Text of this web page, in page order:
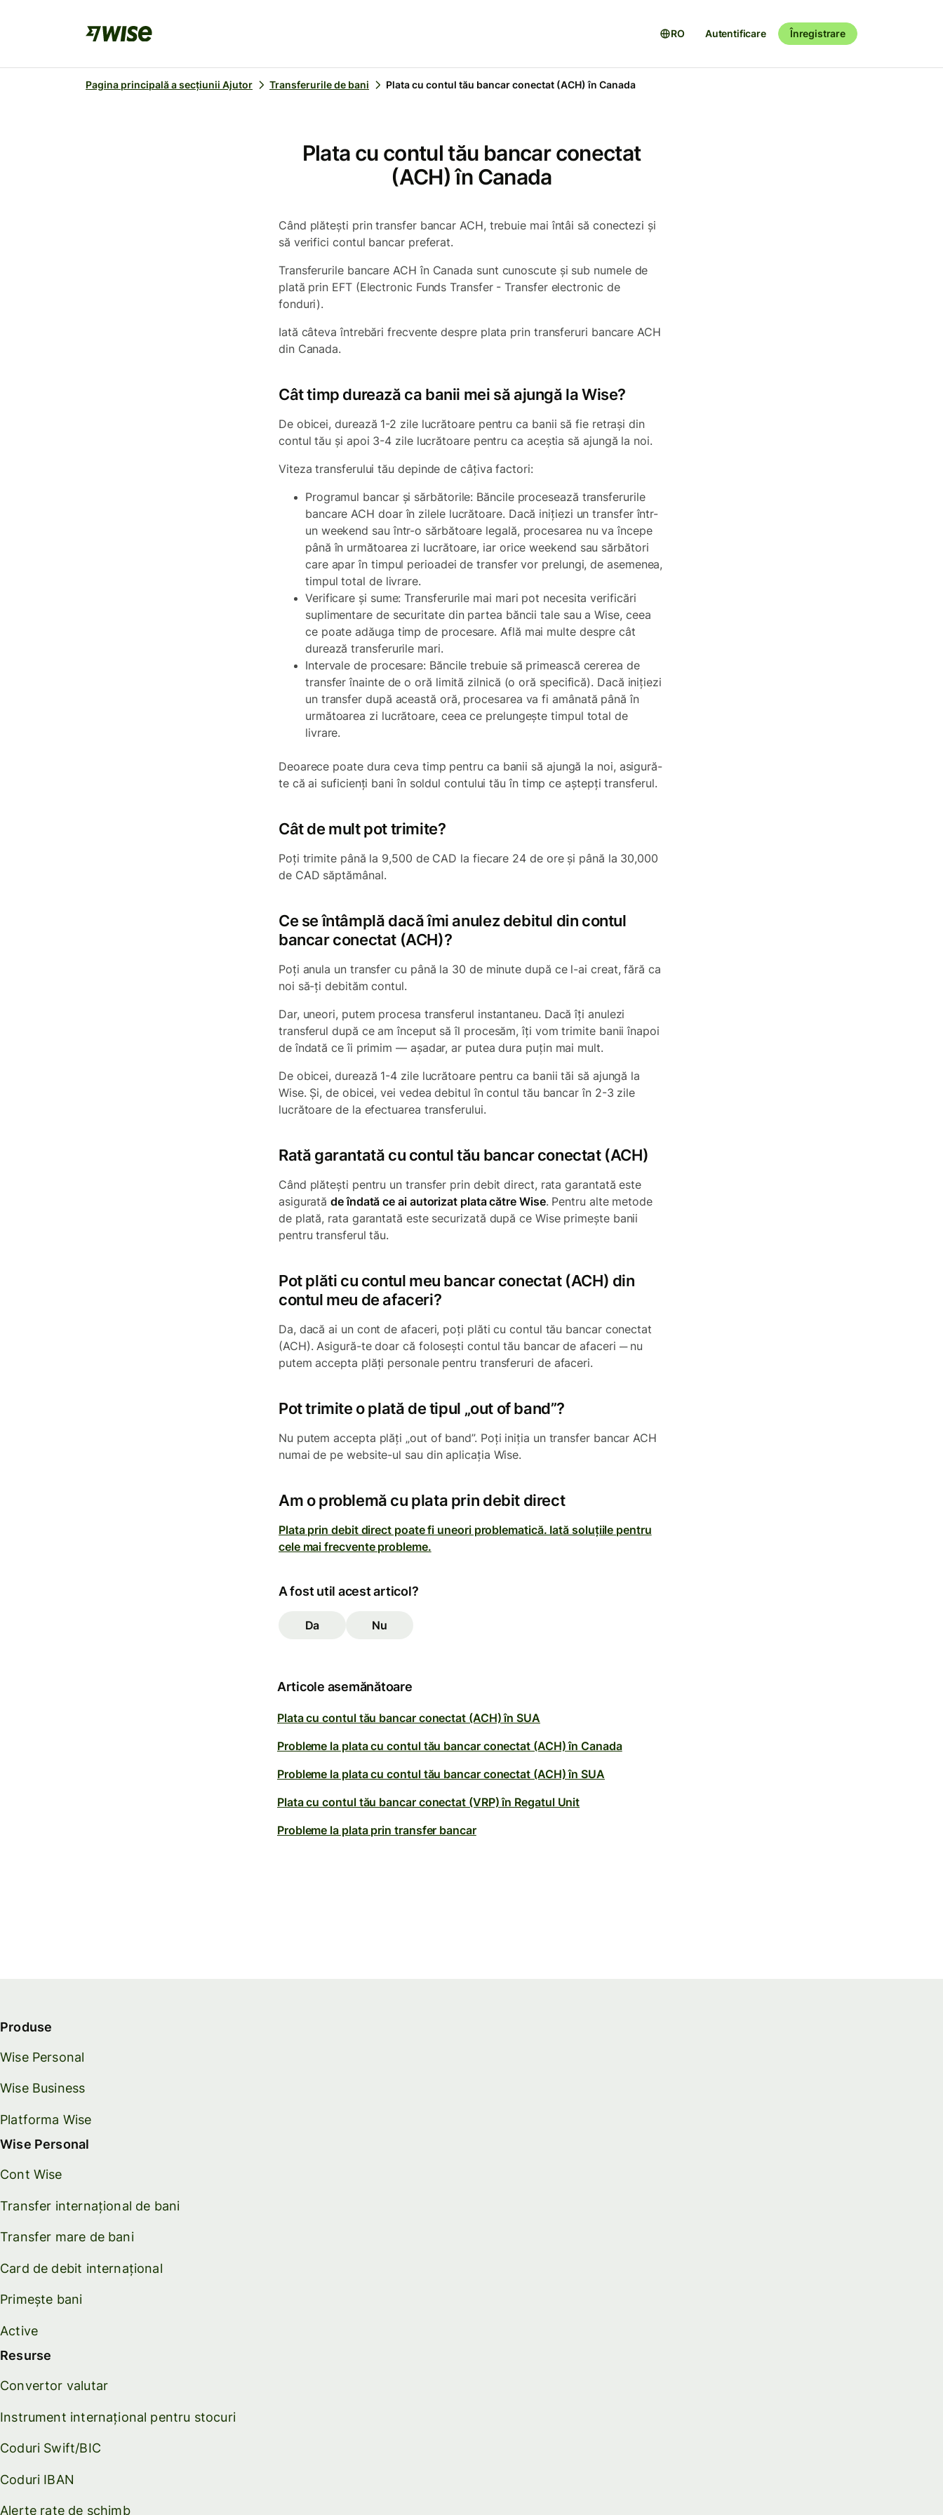
RO Autentificare Înregistrare
Pagina principală a secțiunii Ajutor Transferurile de bani Plata cu contul tău bancar conectat (ACH) în Canada
Plata cu contul tău bancar conectat
(ACH) în Canada
Când plătești prin transfer bancar ACH, trebuie mai întâi să conectezi și
să verifici contul bancar preferat.
Transferurile bancare ACH în Canada sunt cunoscute și sub numele de
plată prin EFT (Electronic Funds Transfer - Transfer electronic de
fonduri).
Iată câteva întrebări frecvente despre plata prin transferuri bancare ACH
din Canada.
Cât timp durează ca banii mei să ajungă la Wise?
De obicei, durează 1-2 zile lucrătoare pentru ca banii să fie retrași din
contul tău și apoi 3-4 zile lucrătoare pentru ca aceștia să ajungă la noi.
Viteza transferului tău depinde de câțiva factori:
Programul bancar și sărbătorile: Băncile procesează transferurile
bancare ACH doar în zilele lucrătoare. Dacă inițiezi un transfer într-
un weekend sau într-o sărbătoare legală, procesarea nu va începe
până în următoarea zi lucrătoare, iar orice weekend sau sărbători
care apar în timpul perioadei de transfer vor prelungi, de asemenea,
timpul total de livrare.
Verificare și sume: Transferurile mai mari pot necesita verificări
suplimentare de securitate din partea băncii tale sau a Wise, ceea
ce poate adăuga timp de procesare. Află mai multe despre cât
durează transferurile mari.
Intervale de procesare: Băncile trebuie să primească cererea de
transfer înainte de o oră limită zilnică (o oră specifică). Dacă inițiezi
un transfer după această oră, procesarea va fi amânată până în
următoarea zi lucrătoare, ceea ce prelungește timpul total de
livrare.
Deoarece poate dura ceva timp pentru ca banii să ajungă la noi, asigură-
te că ai suficienți bani în soldul contului tău în timp ce aștepți transferul.
Cât de mult pot trimite?
Poți trimite până la 9,500 de CAD la fiecare 24 de ore și până la 30,000
de CAD săptămânal.
Ce se întâmplă dacă îmi anulez debitul din contul
bancar conectat (ACH)?
Poți anula un transfer cu până la 30 de minute după ce l-ai creat, fără ca
noi să-ți debităm contul.
Dar, uneori, putem procesa transferul instantaneu. Dacă îți anulezi
transferul după ce am început să îl procesăm, îți vom trimite banii înapoi
de îndată ce îi primim — așadar, ar putea dura puțin mai mult.
De obicei, durează 1-4 zile lucrătoare pentru ca banii tăi să ajungă la
Wise. Și, de obicei, vei vedea debitul în contul tău bancar în 2-3 zile
lucrătoare de la efectuarea transferului.
Rată garantată cu contul tău bancar conectat (ACH)
Când plătești pentru un transfer prin debit direct, rata garantată este
asiguratăde îndată ce ai autorizat plata către Wise. Pentru alte metode
de plată, rata garantată este securizată după ce Wise primește banii
pentru transferul tău.
Pot plăti cu contul meu bancar conectat (ACH) din
contul meu de afaceri?
Da, dacă ai un cont de afaceri, poți plăti cu contul tău bancar conectat
(ACH). Asigură-te doar că folosești contul tău bancar de afaceri ─ nu
putem accepta plăți personale pentru transferuri de afaceri.
Pot trimite o plată de tipul „out of band”?
Nu putem accepta plăți „out of band”. Poți iniția un transfer bancar ACH
numai de pe website-ul sau din aplicația Wise.
Am o problemă cu plata prin debit direct
Plata prin debit direct poate fi uneori problematică. Iată soluțiile pentru
cele mai frecvente probleme.
A fost util acest articol?
Da Nu
Articole asemănătoare
Plata cu contul tău bancar conectat (ACH) în SUA
Probleme la plata cu contul tău bancar conectat (ACH) în Canada
Probleme la plata cu contul tău bancar conectat (ACH) în SUA
Plata cu contul tău bancar conectat (VRP) în Regatul Unit
Probleme la plata prin transfer bancar
Produse
Wise Personal
Wise Business
Platforma Wise
Wise Personal
Cont Wise
Transfer internațional de bani
Transfer mare de bani
Card de debit internațional
Primește bani
Active
Resurse
Convertor valutar
Instrument internațional pentru stocuri
Coduri Swift/BIC
Coduri IBAN
Alerte rate de schimb